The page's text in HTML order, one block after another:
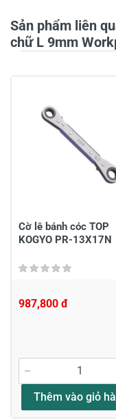
Tiêu đề của nhận
Viết nhận xét
Gửi nhận xét
Sản phẩm liên
chữ L 9mm
Cờ lê bánh cóc TOP
KOGYO PR-13X17N
987,800 đ
Thêm vào giỏ